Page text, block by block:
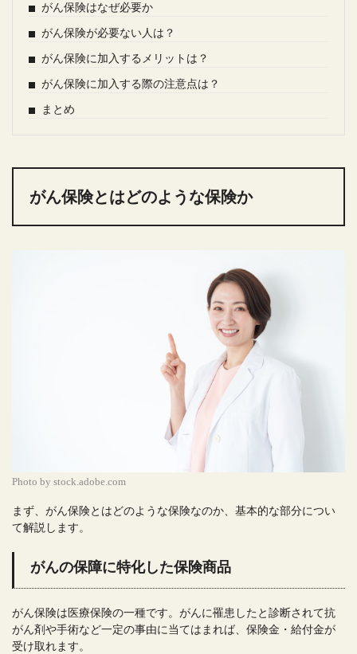
がん保険はなぜ必要か
がん保険が必要ない人は？
がん保険に加入するメリットは？
がん保険に加入する際の注意点は？
まとめ
がん保険とはどのような保険か
Photo by stock.adobe.com
まず、がん保険とはどのような保険なのか、基本的な部分につい
て解説します。
がんの保障に特化した保険商品
がん保険は医療保険の一種です。がんに罹患したと診断されて抗
がん剤や手術など一定の事由に当てはまれば、保険金・給付金が
受け取れます。